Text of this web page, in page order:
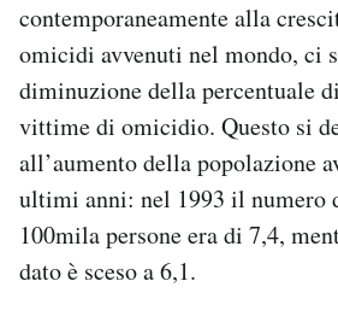
contemporaneamente alla
omicidi avvenuti nel mondo, ci
diminuzione della percentuale
vittime di omicidio. Questo si
all’aumento della popolazione
ultimi anni: nel 1993 il numero
100mila persone era di 7,4,
dato è sceso a 6,1.